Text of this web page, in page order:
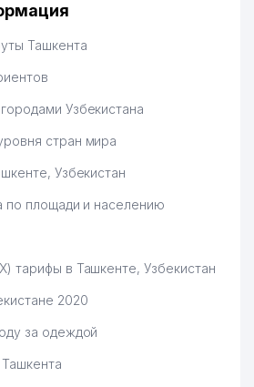
Ташкента
Узбекистана
стран мира
Узбекистан
по площади и населению
тарифы в Ташкенте, Узбекистан
2020
за одеждой